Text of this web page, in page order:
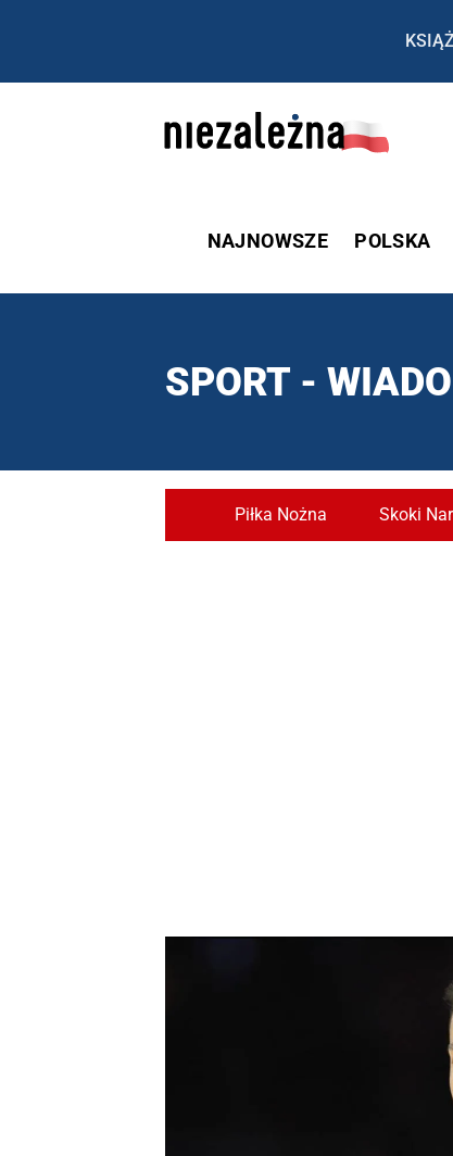
NAJNOWSZE POLSKA
SPORT -
Piłka Nożna Skoki